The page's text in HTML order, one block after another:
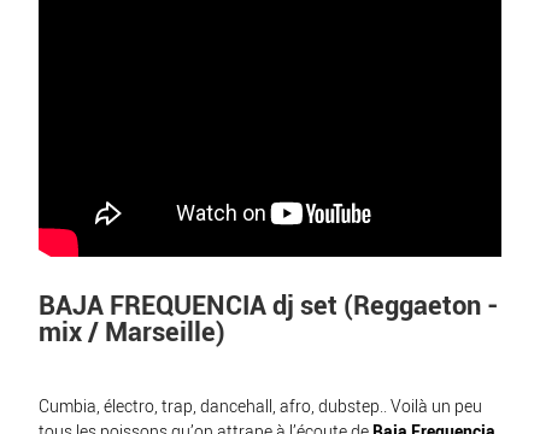
BAJA FREQUENCIA dj set (Reggaeton -
mix / Marseille)
Cumbia, électro, trap, dancehall, afro, dubstep.. Voilà un peu